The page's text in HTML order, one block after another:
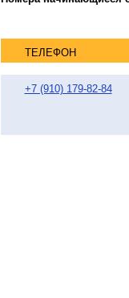
ТЕЛЕФОН
+7 (910) 179-82-84